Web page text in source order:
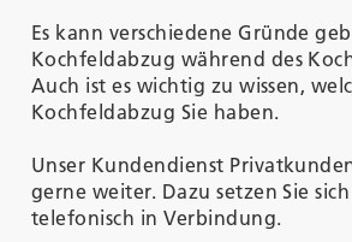
Es kann verschiedene Gründe
Kochfeldabzug während des
Auch ist es wichtig zu wissen,
Kochfeldabzug Sie haben.
Unser Kundendienst
gerne weiter. Dazu setzen Sie
telefonisch in Verbindung.